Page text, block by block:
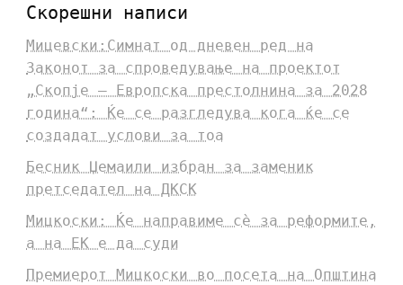
Скорешни написи
Мицевски:Симнат од дневен ред на
Законот за спроведување на проектот
„Скопје – Европска престолнина за 2028
година“: Ќе се разгледува кога ќе се
создадат услови за тоа
Бесник Џемаили избран за заменик
претседател на ДКСК
Мицкоски: Ќе направиме сè за реформите,
а на ЕК е да суди
Премиерот Мицкоски во посета на Општина